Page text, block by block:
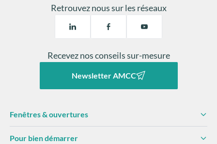
Retrouvez nous sur les réseaux
Recevez nos conseils sur-mesure
Newsletter AMCC
Fenêtres & ouvertures
Pour bien démarrer